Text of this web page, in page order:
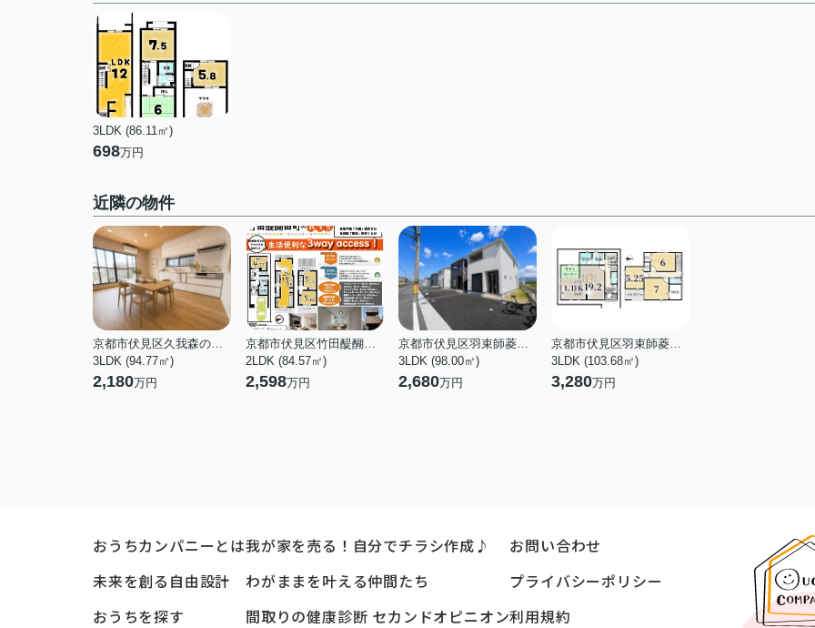
3LDK (86.11㎡)
698万円
近隣の物件
京都市伏見区久我森の宮町
3LDK (94.77㎡)
2,180万円
京都市伏見区竹田醍醐田町
2LDK (84.57㎡)
2,598万円
京都市伏見区羽束師菱川町
3LDK (98.00㎡)
2,680万円
京都市伏見区羽束師菱川町
3LDK (103.68㎡)
3,280万円
おうちカンパニーとは
未来を創る自由設計
おうちを探す
我が家を売る！自分でチラシ作成♪
わがままを叶える仲間たち
間取りの健康診断 セカンドオピニオン
お問い合わせ
プライバシーポリシー
利用規約